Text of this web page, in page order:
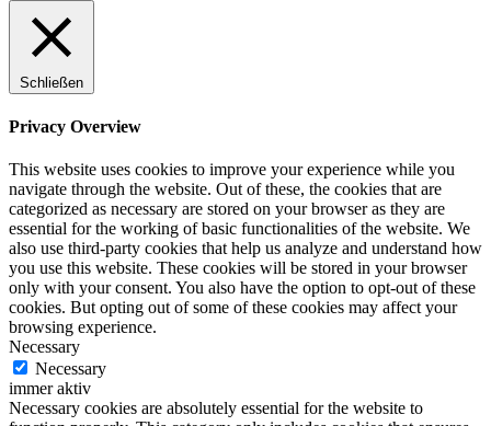
Schließen
Privacy Overview
This website uses cookies to improve your experience while you
navigate through the website. Out of these, the cookies that are
categorized as necessary are stored on your browser as they are
essential for the working of basic functionalities of the website. We
also use third-party cookies that help us analyze and understand how
you use this website. These cookies will be stored in your browser
only with your consent. You also have the option to opt-out of these
cookies. But opting out of some of these cookies may affect your
browsing experience.
Necessary
Necessary
immer aktiv
Necessary cookies are absolutely essential for the website to